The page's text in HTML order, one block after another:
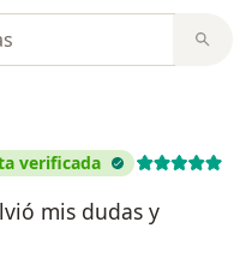
verificada
mis dudas y